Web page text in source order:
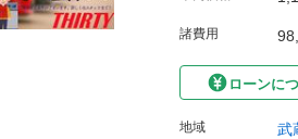
諸費用
ローンに
地域 武